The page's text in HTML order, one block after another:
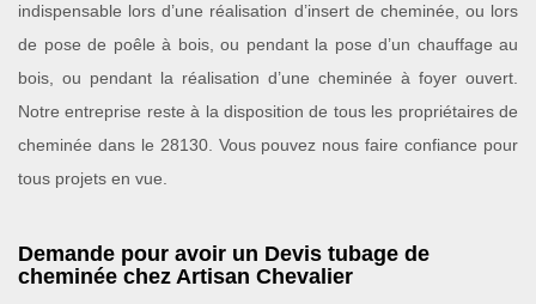
indispensable lors d’une réalisation d’insert de cheminée, ou lors
de pose de poêle à bois, ou pendant la pose d’un chauffage au
bois, ou pendant la réalisation d’une cheminée à foyer ouvert.
Notre entreprise reste à la disposition de tous les propriétaires de
cheminée dans le 28130. Vous pouvez nous faire confiance pour
tous projets en vue.
Demande pour avoir un Devis tubage de
cheminée chez Artisan Chevalier